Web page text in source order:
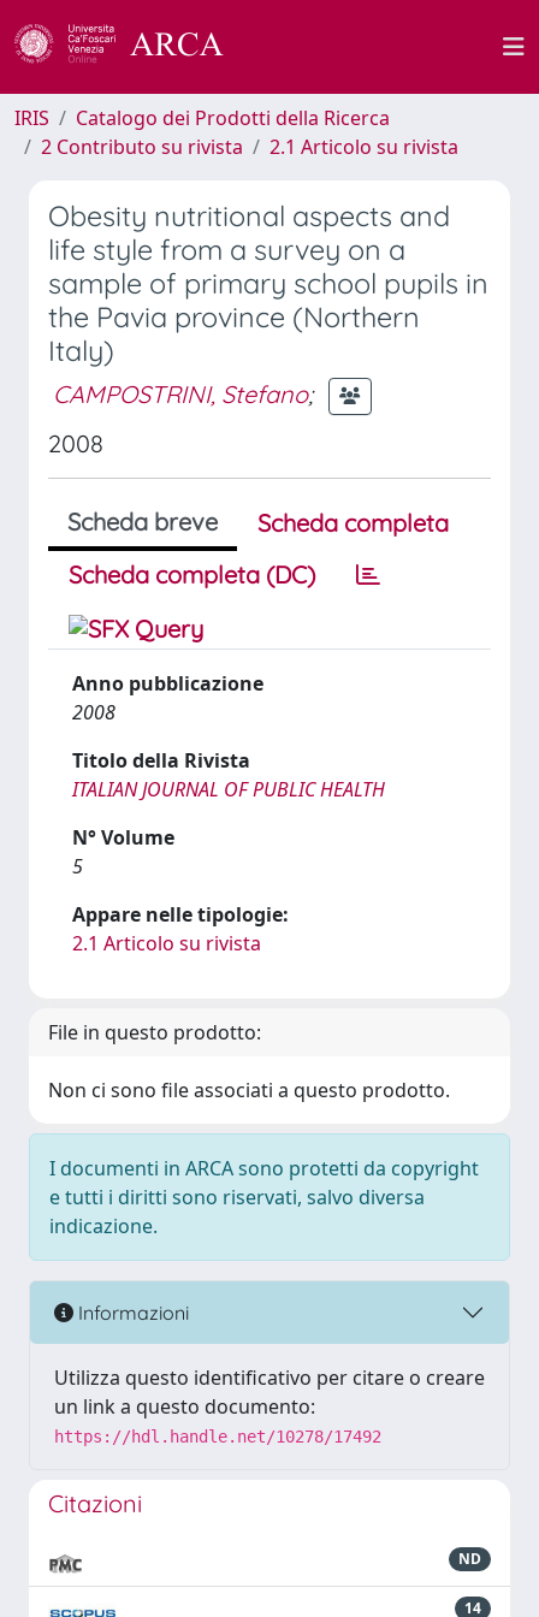
IRIS
Catalogo dei Prodotti della Ricerca
2 Contributo su rivista
2.1 Articolo su rivista
Obesity nutritional aspects and
life style from a survey on a
sample of primary school pupils in
the Pavia province (Northern
Italy)
CAMPOSTRINI, Stefano;
2008
Scheda breve
Scheda completa
Scheda completa (DC)
Anno pubblicazione
2008
Titolo della Rivista
ITALIAN JOURNAL OF PUBLIC HEALTH
N° Volume
5
Appare nelle tipologie:
2.1 Articolo su rivista
File in questo prodotto:
Non ci sono file associati a questo prodotto.
I documenti in ARCA sono protetti da copyright
e tutti i diritti sono riservati, salvo diversa
indicazione.
Informazioni
Utilizza questo identificativo per citare o creare
un link a questo documento:
https://hdl.handle.net/10278/17492
Citazioni
ND
14